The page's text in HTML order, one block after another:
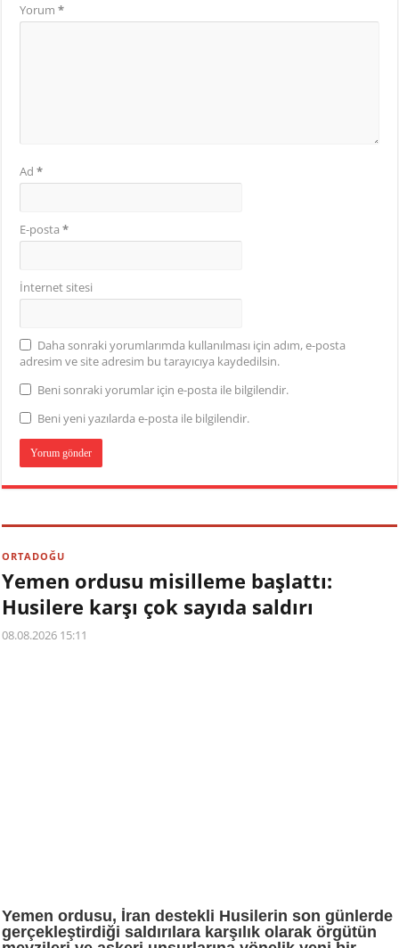
Yorum*
Ad*
E-posta*
İnternet sitesi
Daha sonraki yorumlarımda kullanılması için adım, e-posta
adresim ve site adresim bu tarayıcıya kaydedilsin.
Beni sonraki yorumlar için e-posta ile bilgilendir.
Beni yeni yazılarda e-posta ile bilgilendir.
ORTADOĞU
Yemen ordusu misilleme başlattı:
Husilere karşı çok sayıda saldırı
08.08.2026 15:11
Yemen ordusu, İran destekli Husilerin son günlerde
gerçekleştirdiği saldırılara karşılık olarak örgütün